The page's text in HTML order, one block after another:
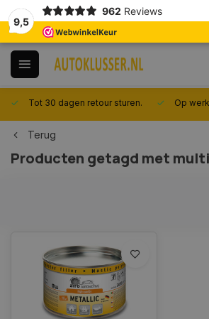
9,5
962 Reviews
Tot 30 dagen retour sturen. Op
Terug
Producten getagd met